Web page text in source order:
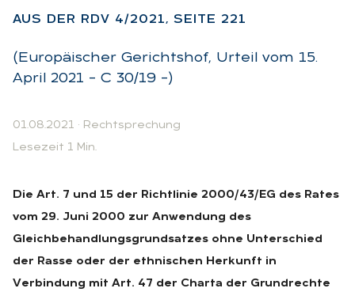
AUS DER RDV 4/2021, SEI­TE 221
(Europäischer Gerichtshof, Urteil vom 15.
April 2021 – C 30/19 –)
01.08.2021 · Rechtsprechung
Lesezeit 1 Min.
Die Art. 7 und 15 der Richtlinie 2000/43/EG des Rates
vom 29. Juni 2000 zur Anwendung des
Gleichbehandlungsgrundsatzes ohne Unterschied
der Rasse oder der ethnischen Herkunft in
Verbindung mit Art. 47 der Charta der Grundrechte